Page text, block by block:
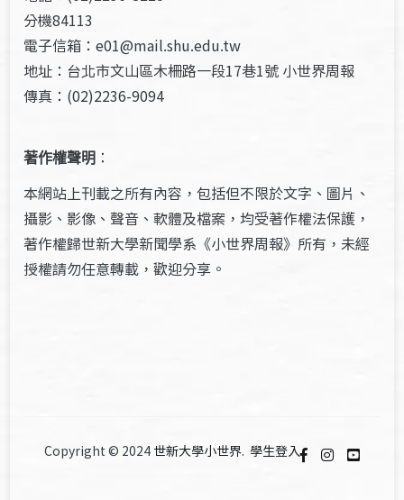
分機84113
電子信箱：e01@mail.shu.edu.tw
地址：台北市文山區木柵路一段17巷1號 小世界周報
傳真：(02)2236-9094
著作權聲明 ：
本網站上刊載之所有內容，包括但不限於文字、圖片、
攝影、影像、聲音、軟體及檔案，均受著作權法保護，
著作權歸世新大學新聞學系《小世界周報》所有，未經
授權請勿任意轉載，歡迎分享。
Copyright © 2024 世新大學小世界. 學生登入